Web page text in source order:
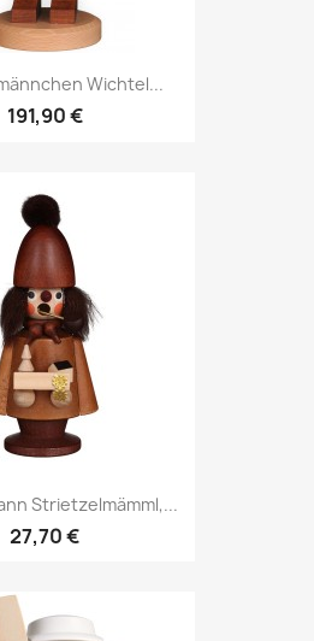
Wichtel...
191,90 €
Strietzelmämml,...
27,70 €